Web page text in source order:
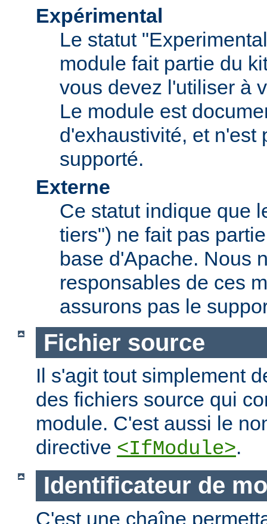
Expérimental
Le statut
module fait partie du
vous devez l'utiliser à
Le module est
d'exhaustivité, et n'est
supporté.
Externe
Ce statut indique que
tiers") ne fait pas
base d'Apache. Nous
responsables de ces
assurons pas le
Fichier source
Il s'agit tout simplement
des fichiers source qui
module. C'est aussi le
directive <IfModule>.
Identificateur de
C'est une chaîne